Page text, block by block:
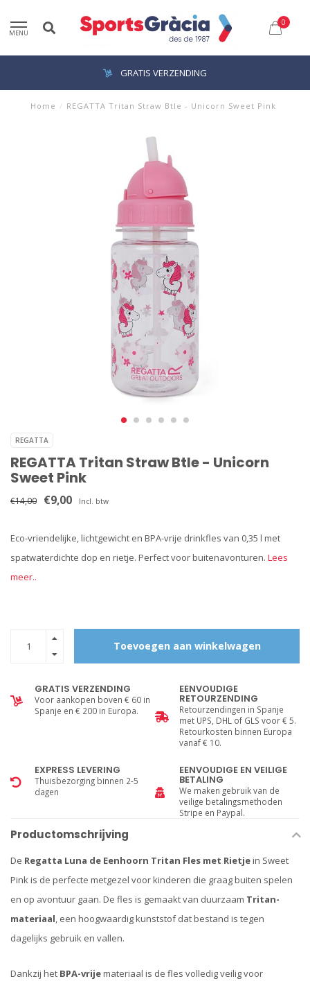
MENU
0
GRATIS VERZENDING
Home / REGATTA Tritan Straw Btle - Unicorn Sweet Pink
REGATTA
REGATTA Tritan Straw Btle - Unicorn
Sweet Pink
€14,00 €9,00 Incl. btw
Eco-vriendelijke, lichtgewicht en BPA-vrije drinkfles van 0,35 l met
spatwaterdichte dop en rietje. Perfect voor buitenavonturen. Lees
meer..
Toevoegen aan winkelwagen
GRATIS VERZENDING
Voor aankopen boven € 60 in
Spanje en € 200 in Europa.
EENVOUDIGE
RETOURZENDING
Retourzendingen in Spanje
met UPS, DHL of GLS voor € 5.
Retourkosten binnen Europa
vanaf € 10.
EXPRESS LEVERING
Thuisbezorging binnen 2-5
dagen
EENVOUDIGE EN VEILIGE
BETALING
We maken gebruik van de
veilige betalingsmethoden
Stripe en Paypal.
Productomschrijving
De Regatta Luna de Eenhoorn Tritan Fles met Rietjein Sweet
Pink is de perfecte metgezel voor kinderen die graag buiten spelen
en op avontuur gaan. De fles is gemaakt van duurzaam Tritan-
materiaal, een hoogwaardig kunststof dat bestand is tegen
dagelijks gebruik en vallen.
Dankzij het BPA-vrijemateriaal is de fles volledig veilig voor